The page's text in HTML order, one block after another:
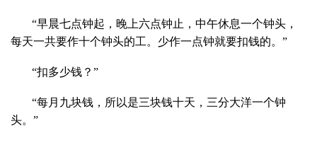
“早晨七点钟起，晚上六点钟止，中午休息一个钟头，
每天一共要作十个钟头的工。少作一点钟就要扣钱的。”
“扣多少钱？”
“每月九块钱，所以是三块钱十天，三分大洋一个钟
头。”